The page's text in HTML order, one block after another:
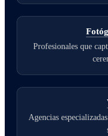
Profesionales que
Agencias